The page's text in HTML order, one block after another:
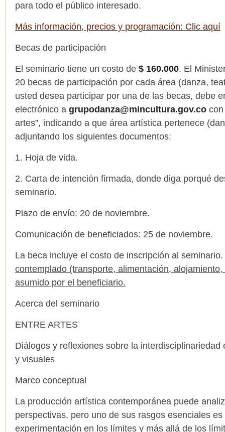
para todo el público interesado.
Más información, precios y programación: Clic aquí
Becas de participación
El seminario tiene un costo de $ 160.000. El
20 becas de participación por cada área (danza,
usted desea participar por una de las becas, debe
electrónico a grupodanza@mincultura.gov.co
artes”, indicando a que área artística pertenece
adjuntando los siguientes documentos:
1. Hoja de vida.
2. Carta de intención firmada, donde diga porqué
seminario.
Plazo de envío: 20 de noviembre.
Comunicación de beneficiados: 25 de noviembre.
La beca incluye el costo de inscripción al seminario.
contemplado (transporte, alimentación,
asumido por el beneficiario.
Acerca del seminario
ENTRE ARTES
Diálogos y reflexiones sobre la interdisciplinariedad
y visuales
Marco conceptual
La producción artística contemporánea puede
perspectivas, pero uno de sus rasgos esenciales es
experimentación en los límites y más allá de los